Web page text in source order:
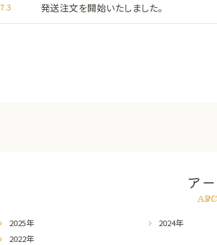
発送注文を開始いたしました。
ア
2025年 2024年
2022年